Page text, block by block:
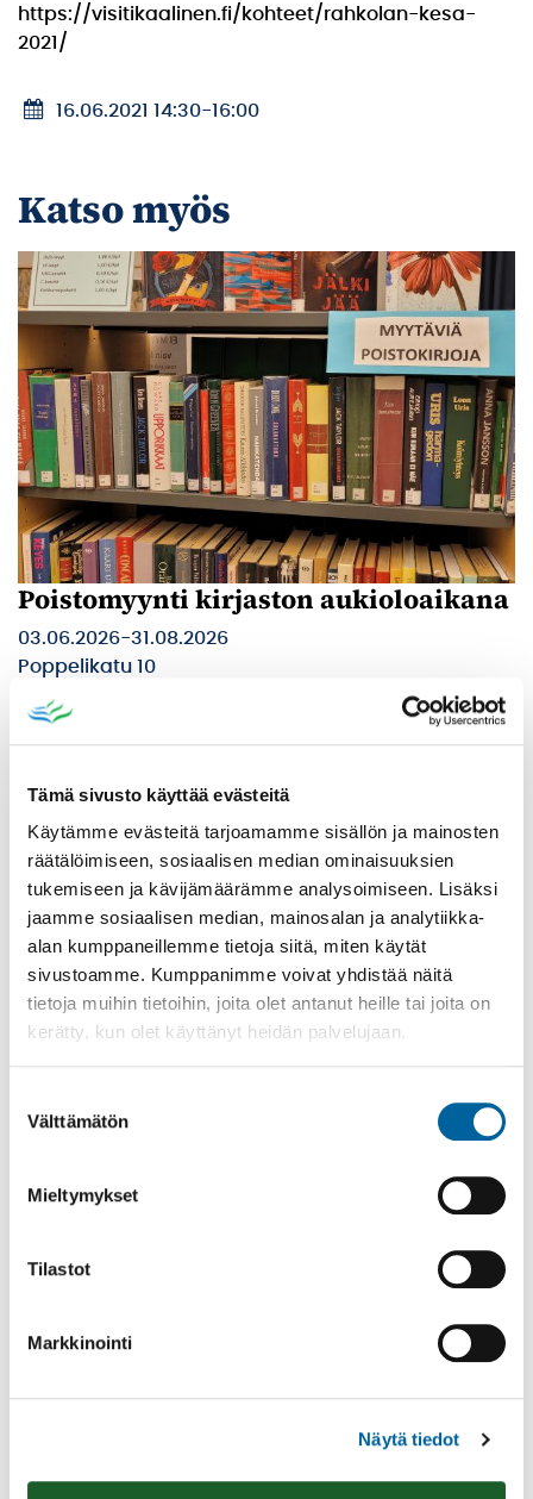
Tämä sivusto käyttää evästeitä
Käytämme evästeitä tarjoamamme sisällön ja mainosten
räätälöimiseen, sosiaalisen median ominaisuuksien
tukemiseen ja kävijämäärämme analysoimiseen. Lisäksi
jaamme sosiaalisen median, mainosalan ja analytiikka-
alan kumppaneillemme tietoja siitä, miten käytät
sivustoamme. Kumppanimme voivat yhdistää näitä
tietoja muihin tietoihin, joita olet antanut heille tai joita on
kerätty, kun olet käyttänyt heidän palvelujaan.
valinta
Välttämätön
Mieltymykset
Tilastot
Markkinointi
Näytä tiedot
https://visitikaalinen.fi/kohteet/rahkolan-kesa-
2021/
16.06.2021 14:30-16:00
Katso myös
Poistomyynti kirjaston aukioloaikana
03.06.2026-31.08.2026
Poppelikatu 10
Lue lisää
Olkkarilla
Olkkari